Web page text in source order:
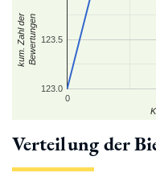
0
123.0
123.5
kum. Zahl derBewertungen
Verteilung der